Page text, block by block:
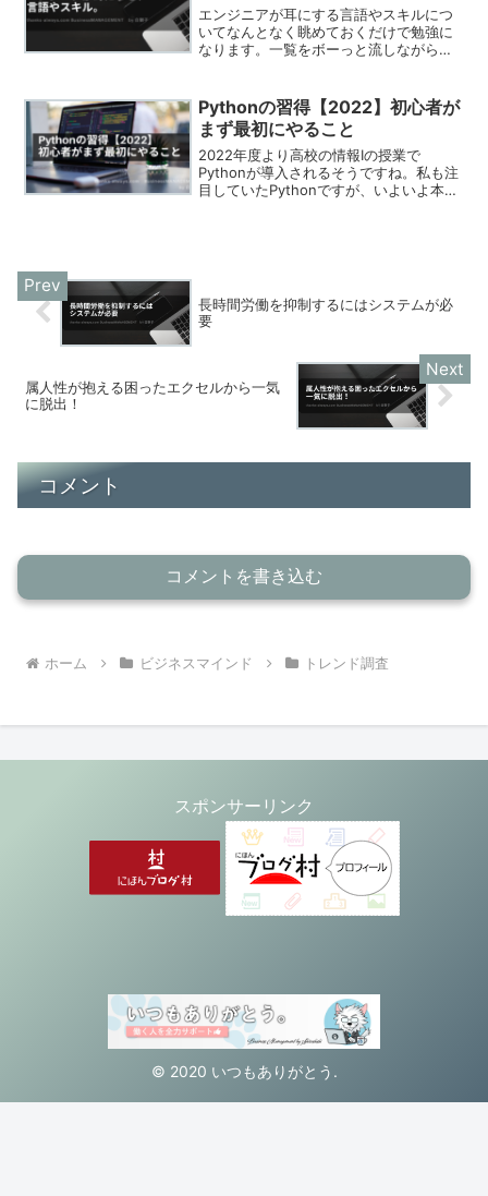
エンジニアが耳にする言語やスキルにつ
いてなんとなく眺めておくだけで勉強に
なります。一覧をボーっと流しながら
Pythonの習得【2022】初心者が
まず最初にやること
2022年度より高校の情報Iの授業で
Pythonが導入されるそうですね。私も注
目していたPythonですが、いよいよ本格
長時間労働を抑制するにはシステムが必
要
属人性が抱える困ったエクセルから一気
に脱出！
コメント
コメントを書き込む
ホーム ビジネスマインド トレンド調査
スポンサーリンク
© 2020 いつもありがとう.